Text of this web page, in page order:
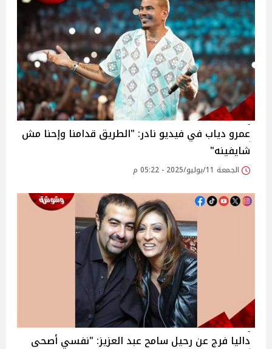
عمرو دياب في فيديو نادر: "الطريق قدامنا وإحنا مش
شايفينه"
الجمعة 11/يوليو/2025 - 05:22 م
داليا فرج عن رحيل سامح عبد العزيز: "نفسي أصحى